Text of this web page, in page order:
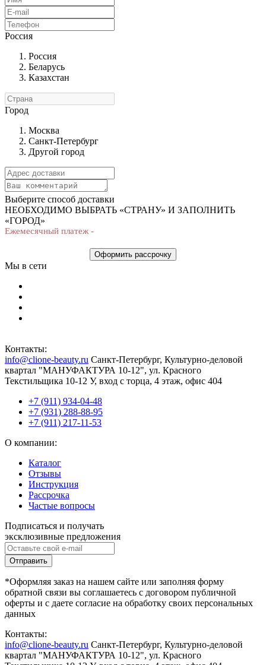
Россия
Россия
Беларусь
Казахстан
Город
Москва
Санкт-Петербург
Другой город
Выберите способ доставки
НЕОБХОДИМО ВЫБРАТЬ «СТРАНУ» И ЗАПОЛНИТЬ
«ГОРОД»
Ежемесячный платеж -
Оформить рассрочку
Мы в сети
Контакты:
info@clione-beauty.ru Санкт-Петербург, Культурно-деловой
квартал "МАНУФАКТУРА 10-12", ул. Красного
Текстильщика 10-12 У, вход с торца, 4 этаж, офис 404
+7 (911) 934-04-48
+7 (931) 288-88-95
+7 (911) 217-11-53
О компании:
Каталог
Отзывы
Инструкция
Рассрочка
Частые вопросы
Подписаться и получать
эксклюзивные предложения
*Оформляя заказ на нашем сайте или заполняя форму
обратной связи вы соглашаетесь с договором публичной
оферты и с даете согласие на обработку своих персональных
данных
Контакты:
info@clione-beauty.ru Санкт-Петербург, Культурно-деловой
квартал "МАНУФАКТУРА 10-12", ул. Красного